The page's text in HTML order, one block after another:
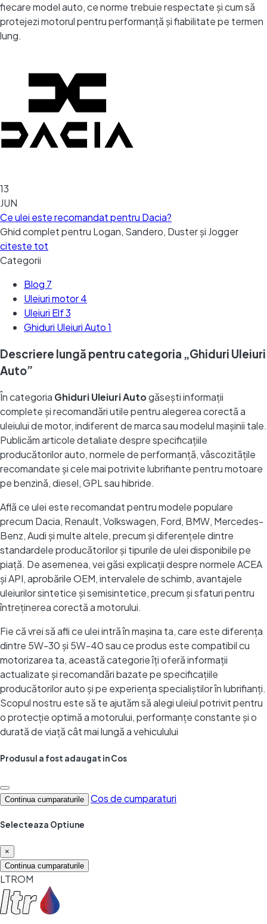
fiecare model auto, ce norme trebuie respectate și cum să
protejezi motorul pentru performanță și fiabilitate pe termen
lung.
13
JUN
Ce ulei este recomandat pentru Dacia?
Ghid complet pentru Logan, Sandero, Duster și Jogger
citeste tot
Categorii
Blog 7
Uleiuri motor4
Uleiuri Elf3
Ghiduri Uleiuri Auto1
Descriere lungă pentru categoria „Ghiduri Uleiuri
Auto”
În categoria Ghiduri Uleiuri Autogăsești informații
complete și recomandări utile pentru alegerea corectă a
uleiului de motor, indiferent de marca sau modelul mașinii tale.
Publicăm articole detaliate despre specificațiile
producătorilor auto, normele de performanță, vâscozitățile
recomandate și cele mai potrivite lubrifiante pentru motoare
pe benzină, diesel, GPL sau hibride.
Află ce ulei este recomandat pentru modele populare
precum Dacia, Renault, Volkswagen, Ford, BMW, Mercedes-
Benz, Audi și multe altele, precum și diferențele dintre
standardele producătorilor și tipurile de ulei disponibile pe
piață. De asemenea, vei găsi explicații despre normele ACEA
și API, aprobările OEM, intervalele de schimb, avantajele
uleiurilor sintetice și semisintetice, precum și sfaturi pentru
întreținerea corectă a motorului.
Fie că vrei să afli ce ulei intră în mașina ta, care este diferența
dintre 5W-30 și 5W-40 sau ce produs este compatibil cu
motorizarea ta, această categorie îți oferă informații
actualizate și recomandări bazate pe specificațiile
producătorilor auto și pe experiența specialiștilor în lubrifianți.
Scopul nostru este să te ajutăm să alegi uleiul potrivit pentru
o protecție optimă a motorului, performanțe constante și o
durată de viață cât mai lungă a vehiculului
Produsul a fost adaugat in Cos
Continua cumparaturile Cos de cumparaturi
Selecteaza Optiune
×
Continua cumparaturile
LTROM